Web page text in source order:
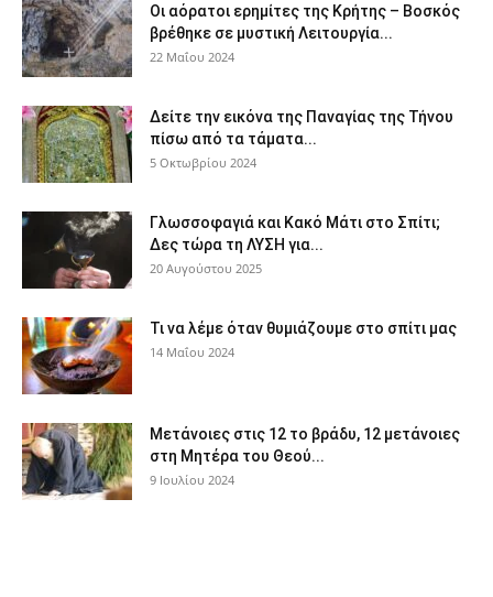
Οι αόρατοι ερημίτες της Κρήτης – Βοσκός
βρέθηκε σε μυστική Λειτουργία...
22 Μαΐου 2024
Δείτε την εικόνα της Παναγίας της Τήνου
πίσω από τα τάματα...
5 Οκτωβρίου 2024
Γλωσσοφαγιά και Κακό Μάτι στο Σπίτι;
Δες τώρα τη ΛΥΣΗ για...
20 Αυγούστου 2025
Τι να λέμε όταν θυμιάζουμε στο σπίτι μας
14 Μαΐου 2024
Μετάνοιες στις 12 το βράδυ, 12 μετάνοιες
στη Μητέρα του Θεού...
9 Ιουλίου 2024